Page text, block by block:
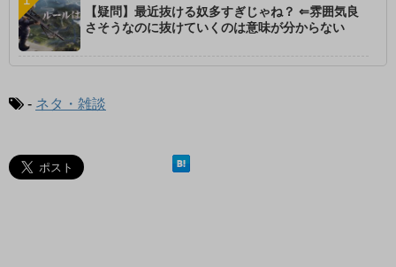
【疑問】最近抜ける奴多すぎじゃね？ ⇐雰囲気良
さそうなのに抜けていくのは意味が分からない
- ネタ・雑談